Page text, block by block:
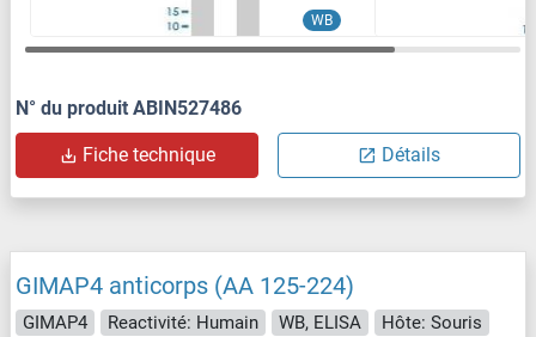
WB
N° du produit ABIN527486
Fiche technique Détails
GIMAP4 anticorps (AA 125-224)
GIMAP4 Reactivité: Humain WB, ELISA
Hôte: Souris